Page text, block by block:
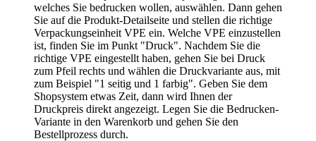
Vektorisierte Datei im Format *.eps, *.ai, *.cdr
oder als vektorbasiertes PDF. Diese Formate
können ohne Qualitätsverlust beliebig skaliert
werden. Auf Grafiken in z.B. .jpg oder .png
sollten Sie verzichten, denn mit diesen Formaten
können Sie unscharfe oder verpixelte Drucke
bekommen.
Umwandlung der enthaltenen Texte oder
Schriftzeichen in Kurven bzw. Pfade. Somit ist
gewährleistet, dass Ihre gewünschte Schrift
richtig dargestellt und beliebig vergrößert oder